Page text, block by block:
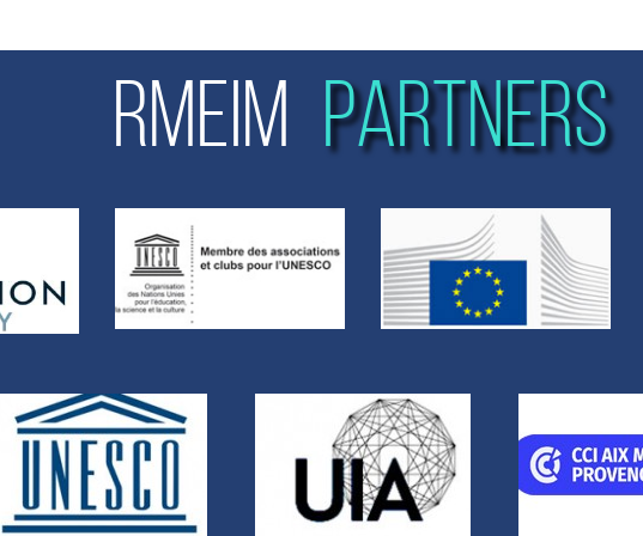
RMEIM PARTNERS